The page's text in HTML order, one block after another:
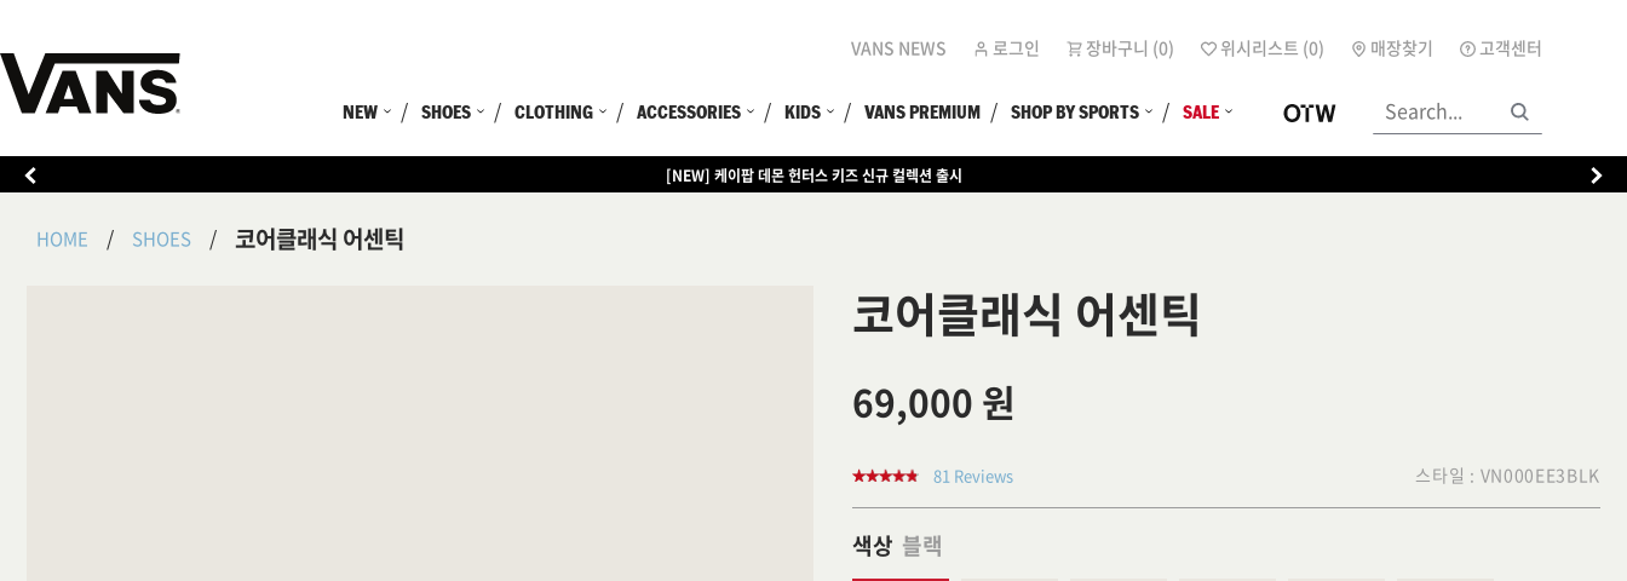
VANS NEWS 로그인 장바구니 (0) 위시리스트 (0) 매장찾기 고객센터
NEW SHOES CLOTHING ACCESSORIES KIDS VANS PREMIUM SHOP BY SPORTS SALE
[EVENT] 15만원 이상 구매 시 쿨러백 증정
HOME SHOES 코어클래식 어센틱
코어클래식 어센틱
69,000 원
81 Reviews 스타일 : VN000EE3BLK
색상 블랙